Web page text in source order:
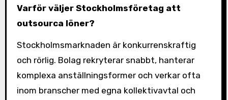
Varför väljer Stockholmsföretag att
outsourca löner?
Stockholmsmarknaden är konkurrenskraftig
och rörlig. Bolag rekryterar snabbt, hanterar
komplexa anställningsformer och verkar ofta
inom branscher med egna kollektivavtal och